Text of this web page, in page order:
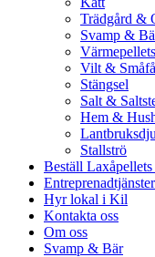
Trädgård &
Svamp &
Värmepellets
Vilt &
Stängsel
Salt &
Hem &
Stallströ
Beställ
Entreprenadtjänster
Hyr lokal i Kil
Kontakta oss
Om oss
Svamp & Bär